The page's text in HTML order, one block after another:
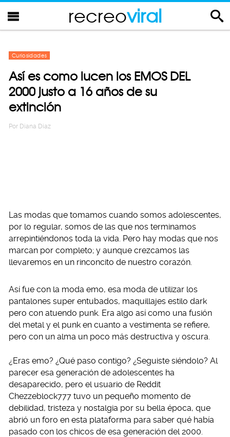
recreoviral
Curiosidades
Así es como lucen los EMOS DEL
2000 justo a 16 años de su
extinción
Por Diana Diaz
Las modas que tomamos cuando somos adolescentes,
por lo regular, somos de las que nos terminamos
arrepintiéndonos toda la vida. Pero hay modas que nos
marcan por completo; y aunque crezcamos las
llevaremos en un rinconcito de nuestro corazón.
Así fue con la moda emo, esa moda de utilizar los
pantalones super entubados, maquillajes estilo dark
pero con atuendo punk. Era algo así como una fusión
del metal y el punk en cuanto a vestimenta se refiere,
pero con un alma un poco más destructiva y oscura.
¿Eras emo? ¿Qué paso contigo? ¿Seguiste siéndolo? Al
parecer esa generación de adolescentes ha
desaparecido, pero el usuario de Reddit
Chezzeblock777 tuvo un pequeño momento de
debilidad, tristeza y nostalgia por su bella época, que
abrió un foro en esta plataforma para saber qué había
pasado con los chicos de esa generación del 2000.